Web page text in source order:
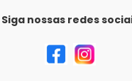
Siga nossas redes